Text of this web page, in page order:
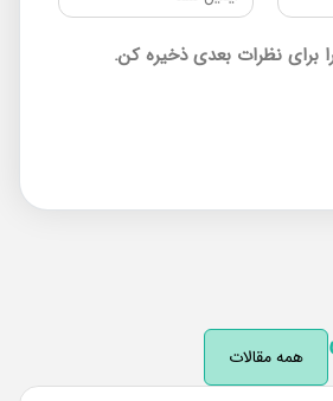
نظرات بعدی ذخیره کن.
مقالات